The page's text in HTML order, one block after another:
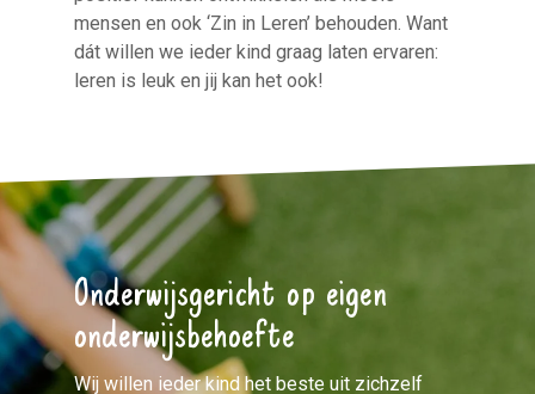
mensen en ook ‘Zin in Leren’ behouden. Want
dát willen we ieder kind graag laten ervaren:
leren is leuk en jij kan het ook!
Onderwijsgericht op eigen
onderwijsbehoefte
Wij willen ieder kind het beste uit zichzelf